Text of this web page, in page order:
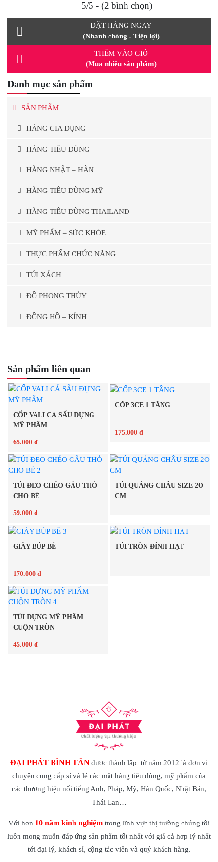
5/5 - (2 bình chọn)
ĐẶT HÀNG NGAY
(Nhanh chóng - Tiện lợi)
THÊM VÀO GIỎ
(Mua nhiều sản phẩm)
Danh mục sản phẩm
SẢN PHẨM
HÀNG GIA DỤNG
HÀNG TIÊU DÙNG
HÀNG NHẬT – HÀN
HÀNG TIÊU DÙNG MỸ
HÀNG TIÊU DÙNG THAILAND
MỸ PHẨM – SỨC KHỎE
THỰC PHẨM CHỨC NĂNG
TÚI XÁCH
ĐỒ PHONG THỦY
ĐỒNG HỒ – KÍNH
Sản phẩm liên quan
CỐP VALI CÁ SẤU ĐỰNG
MỸ PHẨM
65.000 đ
Chi tiết
CỐP 3CE 1 TẦNG
175.000 đ
TÚI ĐEO CHÉO GẤU THỎ
CHO BÉ
59.000 đ
TÚI QUẢNG CHÂU SIZE 2O
CM
Chi tiết
GIÀY BÚP BÊ
170.000 đ
Chi tiết
TÚI TRÒN ĐÍNH HẠT
TÚI ĐỰNG MỸ PHẨM
CUỘN TRÒN
45.000 đ
ĐẠI PHÁT BÌNH TÂN được thành lập từ năm 2012 là đơn vị
chuyên cung cấp sỉ và lẻ các mặt hàng tiêu dùng, mỹ phẩm của
các thương hiệu nổi tiếng Anh, Pháp, Mỹ, Hàn Quốc, Nhật Bản,
Thái Lan…
Với hơn 10 năm kinh nghiệm trong lĩnh vực thị trường chúng tôi
luôn mong muốn đáp ứng sản phẩm tốt nhất với giá cả hợp lý nhất
tới đại lý, khách sỉ, cộng tác viên và quý khách hàng.